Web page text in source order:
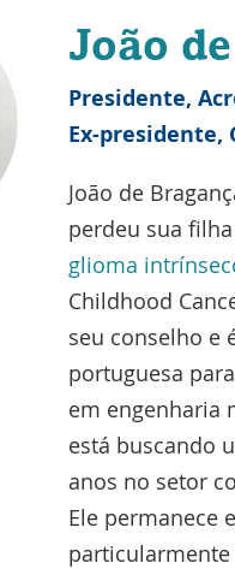
João
Presidente,
Ex-
João de
perdeu sua
glioma
Childhood
seu conselho e
portuguesa
em engenharia
está buscando
anos no setor
Ele permanece